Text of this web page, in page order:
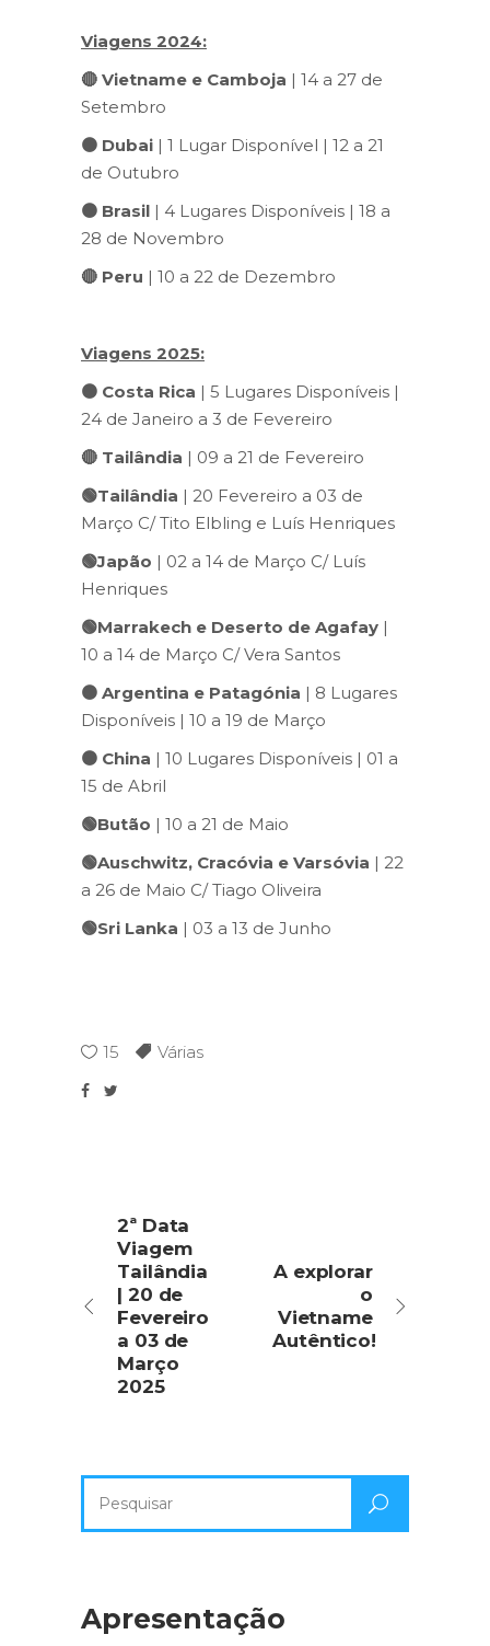
Viagens 2024:
🔴 Vietname e Camboja | 14 a 27 de
Setembro
🟠 Dubai | 1 Lugar Disponível | 12 a 21
de Outubro
🟠 Brasil | 4 Lugares Disponíveis | 18 a
28 de Novembro
🔴 Peru | 10 a 22 de Dezembro
Viagens 2025:
🟠 Costa Rica | 5 Lugares Disponíveis |
24 de Janeiro a 3 de Fevereiro
🔴 Tailândia | 09 a 21 de Fevereiro
🟢Tailândia | 20 Fevereiro a 03 de
Março C/ Tito Elbling e Luís Henriques
🟢Japão | 02 a 14 de Março C/ Luís
Henriques
🟢Marrakech e Deserto de Agafay |
10 a 14 de Março C/ Vera Santos
🟠 Argentina e Patagónia | 8 Lugares
Disponíveis | 10 a 19 de Março
🟠 China | 10 Lugares Disponíveis | 01 a
15 de Abril
🟢Butão | 10 a 21 de Maio
🟢Auschwitz, Cracóvia e Varsóvia | 22
a 26 de Maio C/ Tiago Oliveira
🟢Sri Lanka | 03 a 13 de Junho
15 Várias
2ª Data
Viagem
Tailândia
| 20 de
Fevereiro
a 03 de
Março
2025
A explorar
o
Vietname
Autêntico!
por:
Apresentação